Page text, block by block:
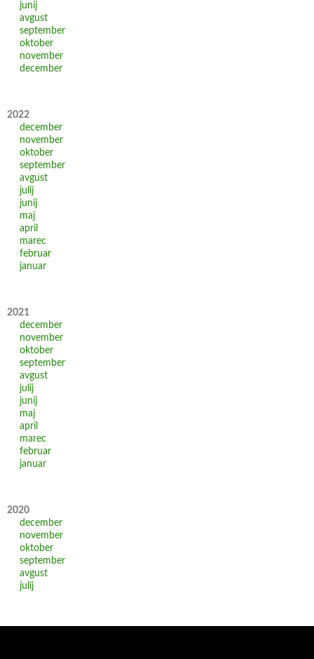
junij
avgust
september
oktober
november
december
2022
december
november
oktober
september
avgust
julij
junij
maj
april
marec
februar
januar
2021
december
november
oktober
september
avgust
julij
junij
maj
april
marec
februar
januar
2020
december
november
oktober
september
avgust
julij